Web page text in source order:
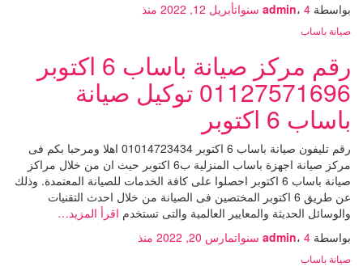
بواسطة
admin، 4 سنوات أبريل 12, 2022 منذ
صيانة باساب
رقم مركز صيانة باساب 6 اكتوبر
01127571696 توكيل صيانة
باساب 6 اكتوبر
رقم تليفون صيانة باساب 6 اكتوبر 01014723434 اهلا ومرحبا بكم فى
مركز صيانة اجهزة باساب المنزلية ب6 اكتوبر حيث ان من خلال مراكز
صيانة باساب 6 اكتوبر احصلوا على كافة الخدمات للصيانة المعتمدة. وذلك
عن طريق 6 اكتوبر المختصين فى الصيانة من خلال احدث التقنيات
والوسائل الحديثة والمعايير العالمية والتى تستخدم اقرأ المزيد…
بواسطة
admin، 4 سنوات مارس 20, 2022 منذ
صيانة باساب